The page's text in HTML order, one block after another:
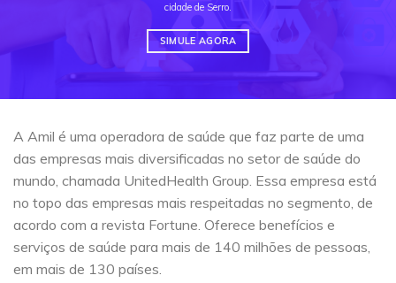
cidade de Serro.
SIMULE AGORA
A Amil é uma operadora de saúde que faz parte de uma
das empresas mais diversificadas no setor de saúde do
mundo, chamada UnitedHealth Group. Essa empresa está
no topo das empresas mais respeitadas no segmento, de
acordo com a revista Fortune. Oferece benefícios e
serviços de saúde para mais de 140 milhões de pessoas,
em mais de 130 países.